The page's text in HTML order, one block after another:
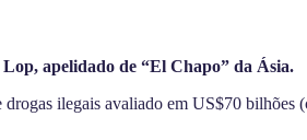
apelidado de “El Chapo” da Ásia.
ilegais avaliado em US$70 bilhões